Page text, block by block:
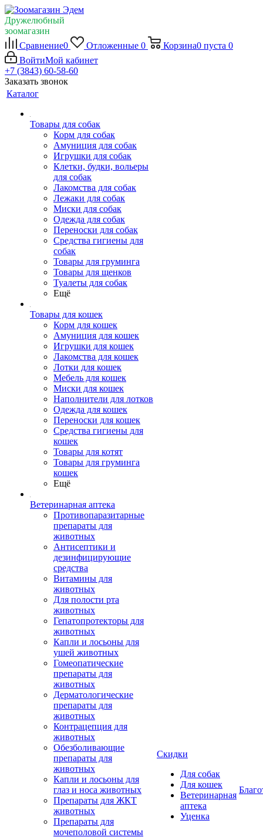
Дружелюбный
зоомагазин
Сравнение0 Отложенные 0 Корзина0 пуста 0
ВойтиМой кабинет
+7 (3843) 60-58-60
Заказать звонок
Каталог
Товары для собак
Корм для собак
Амуниция для собак
Игрушки для собак
Клетки, будки, вольеры
для собак
Лакомства для собак
Лежаки для собак
Миски для собак
Одежда для собак
Переноски для собак
Средства гигиены для
собак
Товары для груминга
Товары для щенков
Туалеты для собак
Ещё
Товары для кошек
Корм для кошек
Амуниция для кошек
Игрушки для кошек
Лакомства для кошек
Лотки для кошек
Мебель для кошек
Миски для кошек
Наполнители для лотков
Одежда для кошек
Переноски для кошек
Средства гигиены для
кошек
Товары для котят
Товары для груминга
кошек
Ещё
Ветеринарная аптека
Противопаразитарные
препараты для
животных
Антисептики и
дезинфицирующие
средства
Витамины для
животных
Для полости рта
животных
Гепатопротекторы для
животных
Капли и лосьоны для
ушей животных
Гомеопатические
препараты для
животных
Дерматологические
препараты для
животных
Контрацепция для
животных
Обезболивающие
препараты для
животных
Капли и лосьоны для
глаз и носа животных
Препараты для ЖКТ
животных
Препараты для
мочеполовой системы
Скидки
Для собак
Для кошек
Ветеринарная
аптека
Уценка